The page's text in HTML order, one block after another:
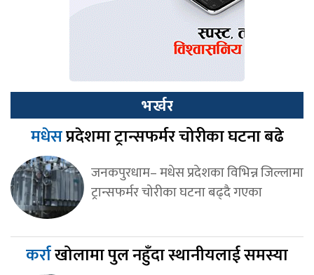
भर्खर
मधेसप्रदेशमा ट्रान्सफर्मर चोरीका घटना बढे
जनकपुरधाम– मधेस प्रदेशका विभिन्न जिल्लामा
ट्रान्सफर्मर चोरीका घटना बढ्दै गएका
कर्राखोलामा पुल नहुँदा स्थानीयलाई समस्या